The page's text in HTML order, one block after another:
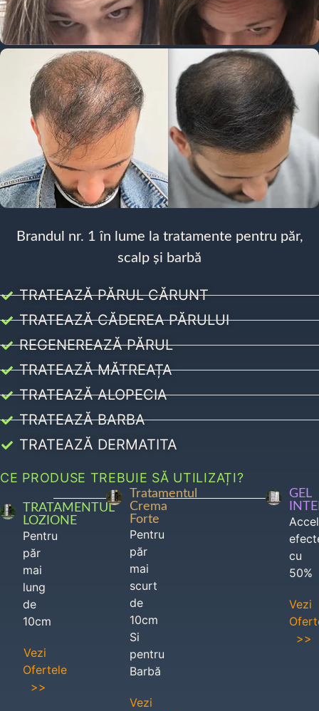
Brandul nr. 1 în lume la tratamente pentru păr,
scalp și barbă
TRATEAZĂ PĂRUL CĂRUNT
TRATEAZĂ CĂDEREA PĂRULUI
REGENEREAZĂ PĂRUL
TRATEAZĂ MĂTREAȚA
TRATEAZĂ ALOPECIA
TRATEAZĂ BARBA
TRATEAZĂ DERMATITA
CE PRODUSE TREBUIE SĂ UTILIZAȚI?
TRATAMENTUL
LOZIONE
Pentru
păr
mai
lung
de
10cm
Vezi
Ofertele
>>
Tratamentul
Crema
Forte
Pentru
păr
mai
scurt
de
10cm
Si
pentru
Barbă
Vezi
GEL
cu
50%
Vezi
>>